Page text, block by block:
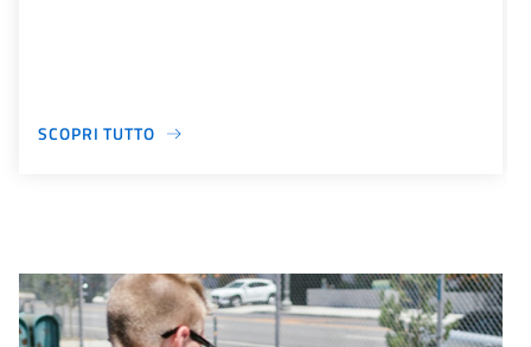
SCOPRI TUTTO